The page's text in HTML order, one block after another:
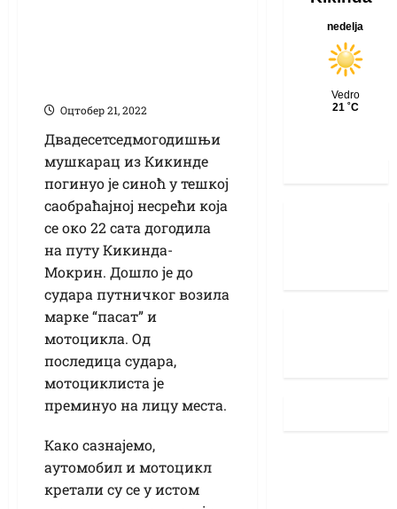
Оцтобер 21, 2022
Двадесетседмогодишњи
мушкарац из Кикинде
погинуо је синоћ у тешкој
саобраћајној несрећи која
се око 22 сата догодила
на путу Кикинда-
Мокрин. Дошло је до
судара путничког возила
марке “пасат” и
мотоцикла. Од
последица судара,
мотоциклиста је
преминуо на лицу места.
Како сазнајемо,
аутомобил и мотоцикл
кретали су се у истом